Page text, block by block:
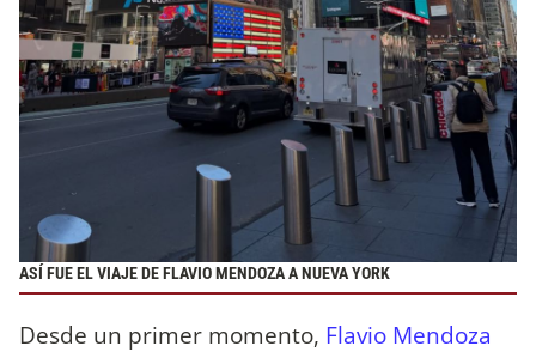
ASÍ FUE EL VIAJE DE FLAVIO MENDOZA A NUEVA YORK
Desde un primer momento, Flavio Mendoza